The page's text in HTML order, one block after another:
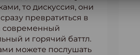
то дискуссия, они
превратиться в
современный
и горячий баттл.
можете послушать